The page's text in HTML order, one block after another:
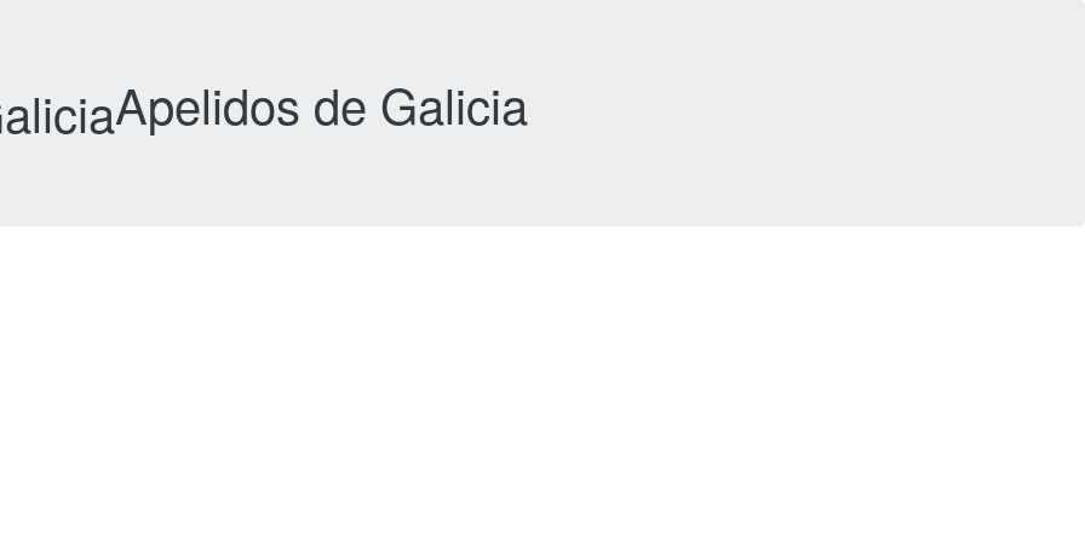
Apelidos de Galicia